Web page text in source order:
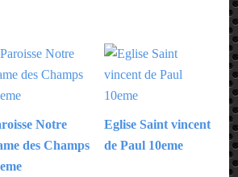
Notre
des Champs
Eglise Saint vincent
de Paul 10eme